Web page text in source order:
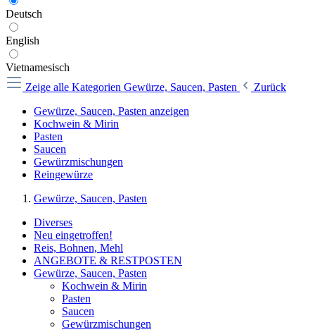
Deutsch
English
Vietnamesisch
Zeige alle Kategorien Gewürze, Saucen, Pasten
Zurück
Gewürze, Saucen, Pasten anzeigen
Kochwein & Mirin
Pasten
Saucen
Gewürzmischungen
Reingewürze
Gewürze, Saucen, Pasten
Diverses
Neu eingetroffen!
Reis, Bohnen, Mehl
ANGEBOTE & RESTPOSTEN
Gewürze, Saucen, Pasten
Kochwein & Mirin
Pasten
Saucen
Gewürzmischungen